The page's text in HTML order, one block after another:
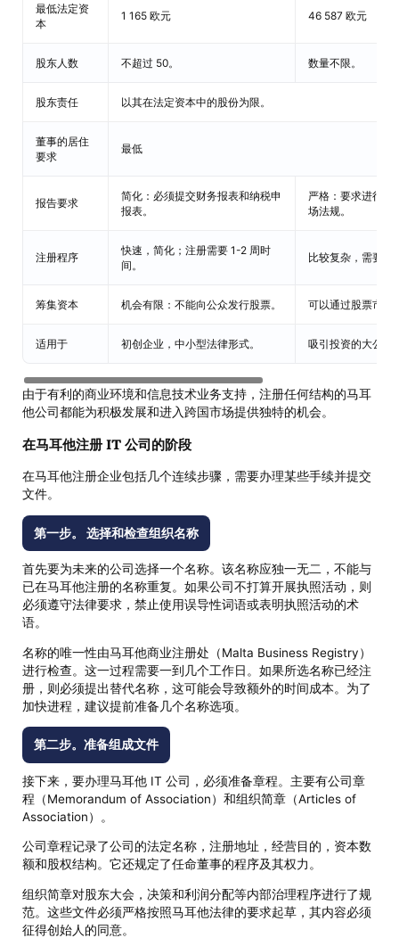
最低法定资
本
1 165 欧元 46 587 欧元
股东人数 不超过 50。 数量不限。
股东责任 以其在法定资本中的股份为限。
董事的居住
要求
最低
报告要求
简化：必须提交财务报表和纳税申
报表。
严格：要求进行年
场法规。
注册程序
快速，简化；注册需要 1-2 周时
间。
比较复杂，需要
筹集资本 机会有限：不能向公众发行股票。 可以通过股票市场
适用于 初创企业，中小型法律形式。 吸引投资的大公司
由于有利的商业环境和信息技术业务支持，注册任何结构的马耳
他公司都能为积极发展和进入跨国市场提供独特的机会。
在马耳他注册 IT 公司的阶段
在马耳他注册企业包括几个连续步骤，需要办理某些手续并提交
文件。
第一步。 选择和检查组织名称
首先要为未来的公司选择一个名称。该名称应独一无二，不能与
已在马耳他注册的名称重复。如果公司不打算开展执照活动，则
必须遵守法律要求，禁止使用误导性词语或表明执照活动的术
语。
名称的唯一性由马耳他商业注册处（Malta Business Registry）
进行检查。这一过程需要一到几个工作日。如果所选名称已经注
册，则必须提出替代名称，这可能会导致额外的时间成本。为了
加快进程，建议提前准备几个名称选项。
第二步。准备组成文件
接下来，要办理马耳他 IT 公司，必须准备章程。主要有公司章
程（Memorandum of Association）和组织简章（Articles of
Association）。
公司章程记录了公司的法定名称，注册地址，经营目的，资本数
额和股权结构。它还规定了任命董事的程序及其权力。
组织简章对股东大会，决策和利润分配等内部治理程序进行了规
范。这些文件必须严格按照马耳他法律的要求起草，其内容必须
征得创始人的同意。